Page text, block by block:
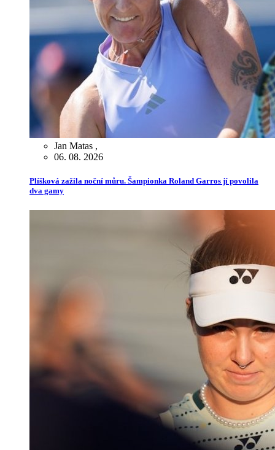
Jan Matas ,
06. 08. 2026
Plíšková zažila noční můru. Šampionka Roland Garros jí povolila
dva gamy